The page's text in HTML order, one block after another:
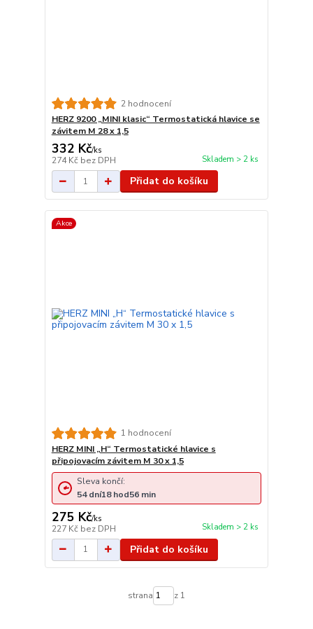
2 hodnocení
HERZ 9200 „MINI klasic“ Termostatická hlavice se
závitem M 28 x 1,5
332 Kč/ks
274 Kč bez DPH Skladem > 2 ks
Přidat do košíku
Akce
1 hodnocení
HERZ MINI „H“ Termostatické hlavice s
připojovacím závitem M 30 x 1,5
275 Kč/ks
227 Kč bez DPH Skladem > 2 ks
Sleva končí:
54 dní18hod56 min
Přidat do košíku
strana z 1